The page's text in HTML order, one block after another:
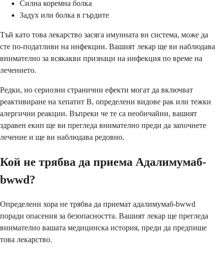
Силна коремна болка
Задух или болка в гърдите
Тъй като това лекарство засяга имунната ви система, може да
сте по-податливи на инфекции. Вашият лекар ще ви наблюдава
внимателно за всякакви признаци на инфекция по време на
лечението.
Редки, но сериозни странични ефекти могат да включват
реактивиране на хепатит B, определени видове рак или тежки
алергични реакции. Въпреки че те са необичайни, вашият
здравен екип ще ви прегледа внимателно преди да започнете
лечение и ще ви наблюдава редовно.
Кой не трябва да приема Адалимумаб-
bwwd?
Определени хора не трябва да приемат адалимумаб-bwwd
поради опасения за безопасността. Вашият лекар ще прегледа
внимателно вашата медицинска история, преди да предпише
това лекарство.